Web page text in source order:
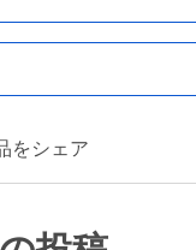
をシェア